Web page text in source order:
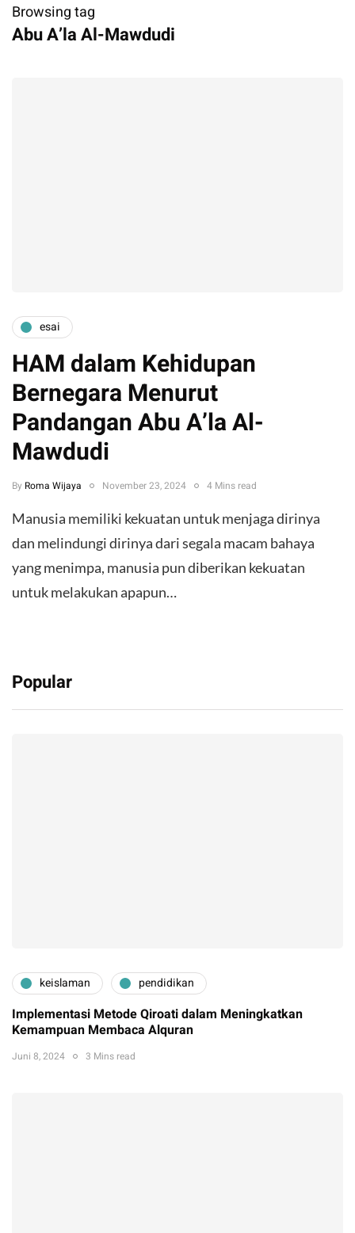
Browsing tag
Abu A’la Al-Mawdudi
esai
HAM dalam Kehidupan
Bernegara Menurut
Pandangan Abu A’la Al-
Mawdudi
By Roma Wijaya November 23, 2024 4 Mins read
Manusia memiliki kekuatan untuk menjaga dirinya
dan melindungi dirinya dari segala macam bahaya
yang menimpa, manusia pun diberikan kekuatan
untuk melakukan apapun…
Popular
keislaman pendidikan
Implementasi Metode Qiroati dalam Meningkatkan
Kemampuan Membaca Alquran
Juni 8, 2024 3 Mins read